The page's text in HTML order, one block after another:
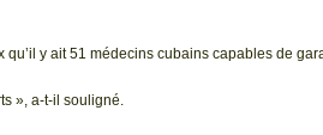
qu’il y ait 51 médecins cubains capables de
», a-t-il souligné.